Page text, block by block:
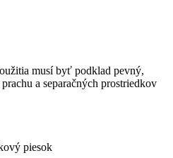
musí byť podklad pevný,
a separačných prostriedkov
piesok